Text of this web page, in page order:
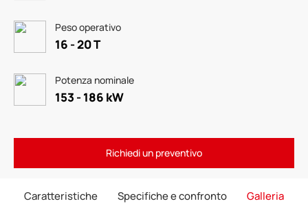
Peso operativo
16 - 20 T
Potenza nominale
153 - 186 kW
Richiedi un preventivo
Caratteristiche Specifiche e confronto Galleria